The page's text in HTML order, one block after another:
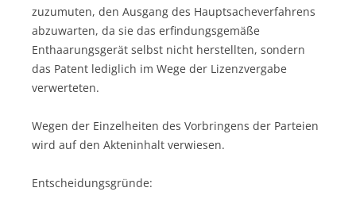
zuzumuten, den Ausgang des Hauptsacheverfahrens
abzuwarten, da sie das erfindungsgemäße
Enthaarungsgerät selbst nicht herstellten, sondern
das Patent lediglich im Wege der Lizenzvergabe
verwerteten.
Wegen der Einzelheiten des Vorbringens der Parteien
wird auf den Akteninhalt verwiesen.
Entscheidungsgründe: